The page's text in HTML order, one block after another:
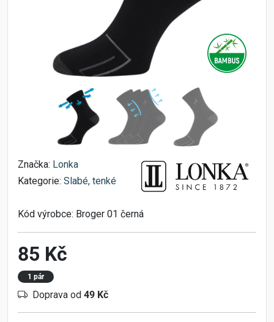
Značka: Lonka
Kategorie: Slabé, tenké
Kód výrobce: Broger 01 černá
85 Kč
1 pár
Doprava od 49 Kč